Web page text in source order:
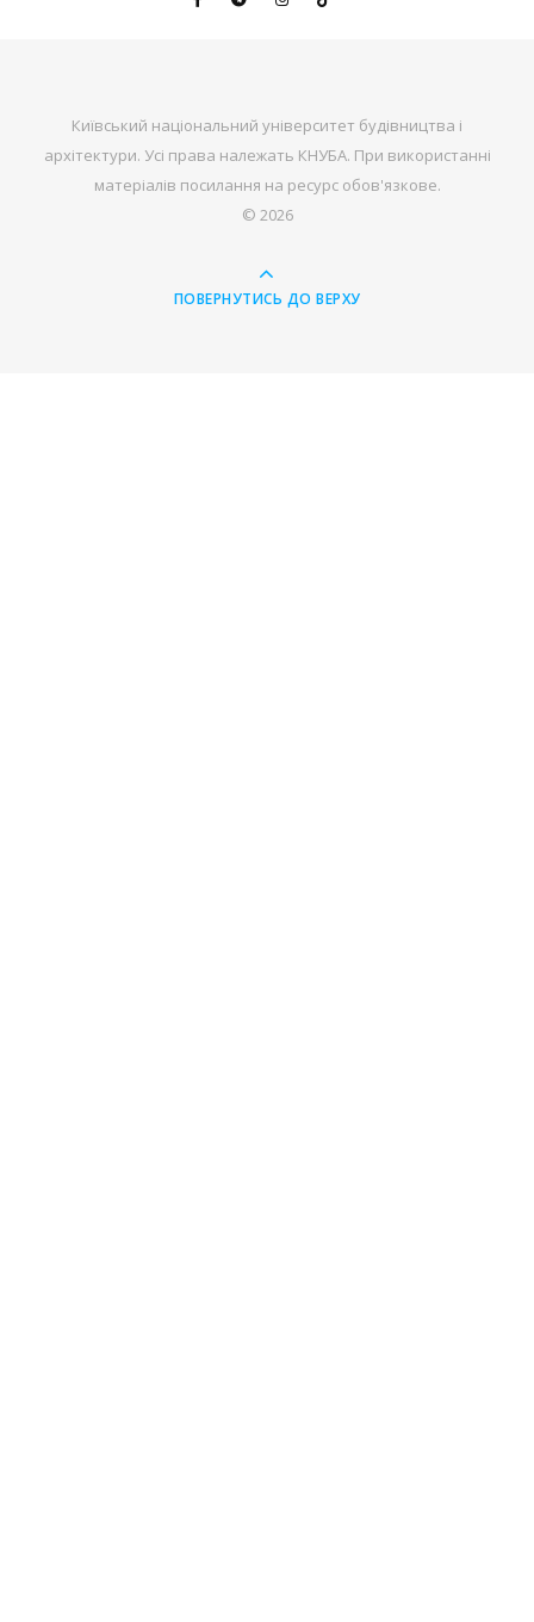
Київський національний університет будівництва і
архітектури. Усі права належать КНУБА. При використанні
матеріалів посилання на ресурс обов'язкове.
© 2026
ПОВЕРНУТИСЬ ДО ВЕРХУ